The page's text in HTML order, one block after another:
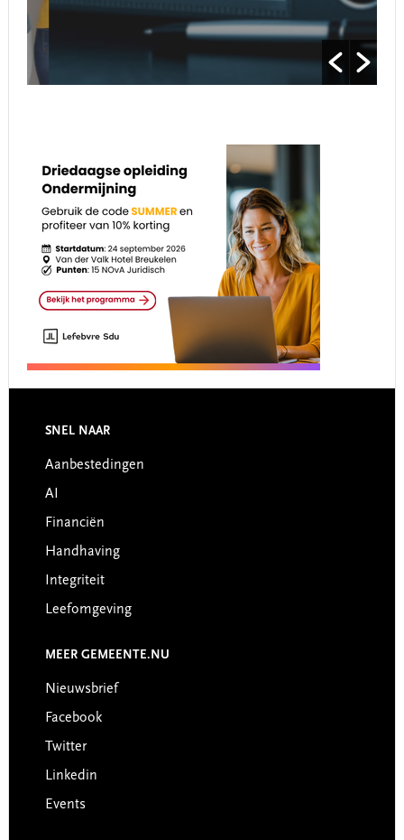
Footer
SNEL NAAR
Aanbestedingen
AI
Financiën
Handhaving
Integriteit
Leefomgeving
MEER GEMEENTE.NU
Nieuwsbrief
Facebook
Twitter
Linkedin
Events